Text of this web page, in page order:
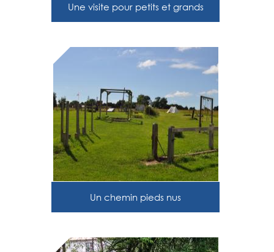
Une visite pour petits et grands
Un chemin pieds nus